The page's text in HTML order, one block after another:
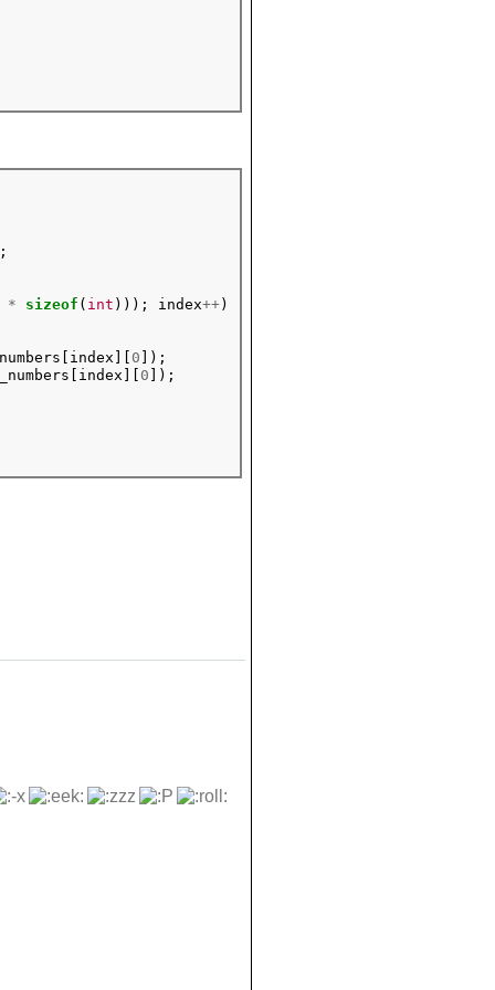
* sizeof ( int ))); index++)
0 ]);
0 ]);